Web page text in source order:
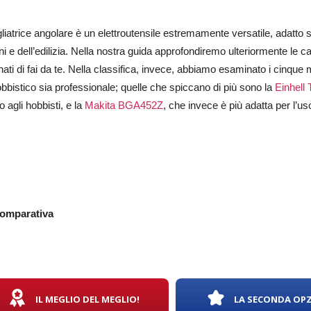
angolare è un elettroutensile estremamente versatile,
e dell’edilizia. Nella nostra guida approfondiremo ulteriormente le
di fai da te. Nella classifica, invece, abbiamo esaminato i cinque
sia professionale; quelle che spiccano di più sono la Einhell
agli hobbisti, e la Makita BGA452Z, che invece è più adatta per
IL MEGLIO DEL MEGLIO! LA SECONDA